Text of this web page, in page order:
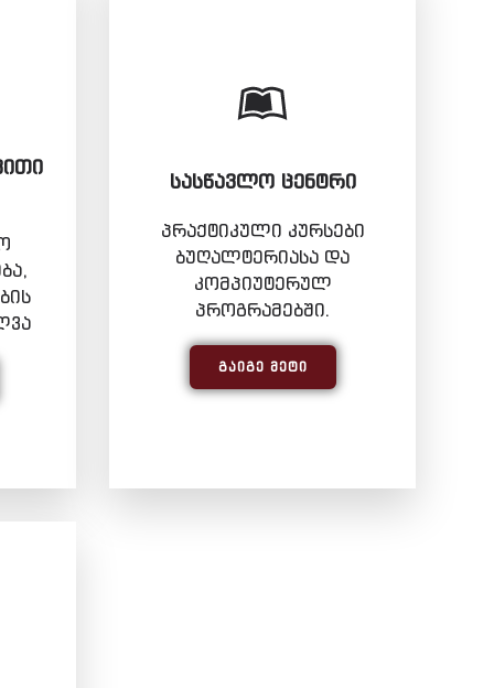
ᲡᲐᲡᲬᲐᲕᲚᲝ ᲪᲔᲜᲢᲠᲘ
პრაქტიკული კურსები
ბუღალტერიასა და
კომპიუტერულ
პროგრამებში.
ᲒᲐᲘᲒᲔ ᲛᲔᲢᲘ